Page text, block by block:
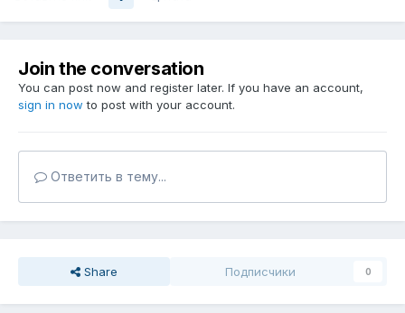
Join the conversation
You can post now and register later. If you have an account,
sign in now to post with your account.
Ответить в тему...
Share Подписчики 0